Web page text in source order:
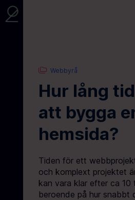
Webbyrå
Hur lång
att bygga
hemsida?
Tiden för ett
och komplext projektet
kan vara klar efter ca 10
beroende på hur snabbt